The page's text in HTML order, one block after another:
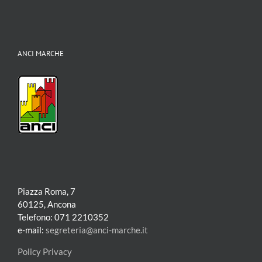
ANCI MARCHE
Piazza Roma, 7
60125, Ancona
Telefono: 071 2210352
e-mail: segreteria@anci-marche.it
Policy Privacy